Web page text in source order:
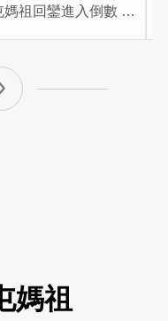
媽祖回鑾進入倒數 預
媽祖